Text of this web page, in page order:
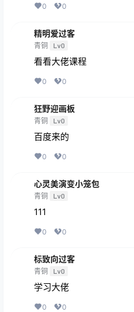
0 0
精明爱过客
青铜 Lv0
看看大佬课程
0 0
狂野迎画板
青铜 Lv0
百度来的
0 0
心灵美演变小笼包
青铜 Lv0
111
0 0
标致向过客
青铜 Lv0
学习大佬
0 0